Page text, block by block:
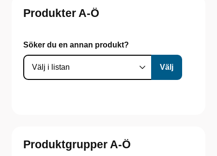
Produkter A-Ö
Söker du en annan produkt?
Produktgrupper A-Ö